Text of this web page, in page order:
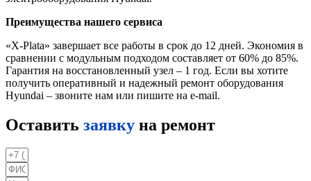
Преимущества нашего сервиса
«X-Plata» завершает все работы в срок до 12 дней. Экономия в
сравнении с модульным подходом составляет от 60% до 85%.
Гарантия на восстановленный узел – 1 год. Если вы хотите
получить оперативный и надежный ремонт оборудования
Hyundai – звоните нам или пишите на e-mail.
Оставить заявку на ремонт